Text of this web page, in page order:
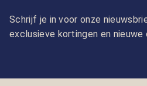
Schrijf je in voor onze
exclusieve kortingen en